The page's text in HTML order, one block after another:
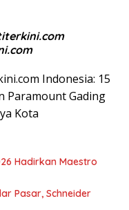
Indonesia: 15
Paramount Gading
Kota
Hadirkan Maestro
Pasar, Schneider